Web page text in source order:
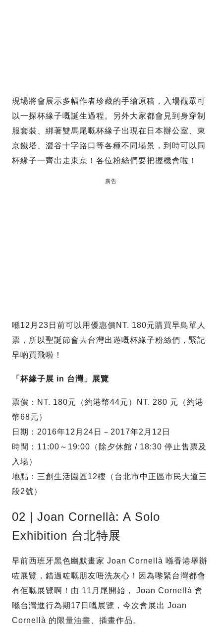
現場將會展示多幅作者珍藏的手繪原稿，入場觀眾可
以一探杯緣子嘅誕生過程。另外大家都會見到身穿制
服套裝、綁著雙馬尾嘅杯緣子出現在日本辦公室、東
京鐵塔、澀谷十字路口等各種不同場景，到時可以同
杯緣子一齊出走東京！各位粉絲們要把握機會啦！
廣告
喺12月23日前可以用優惠價NT. 180元購買早鳥單人
票，所以聖誕節會去台灣出遊嘅杯緣子粉絲們，緊記
早啲買飛啦！
「杯緣子展 in 台灣」展覽
票價：NT. 180元（約港幣44元）NT. 280 元（約港
幣68元）
日期：2016年12月24日－2017年2月12日
時間：11:00～19:00（除夕休館 / 18:30 停止售票及
入場）
地點：三創生活園區12樓（台北市中正區市民大道三
段2號）
02 | Joan Cornellà: A Solo
Exhibition 台北特展
早前西班牙黑色幽默畫家 Joan Cornellà 喺香港舉辦
咗展覽，錯過咗嘅朋友唔洗灰心！因為嚟緊台灣都會
有佢嘅展覽啊！由 11月尾開始， Joan Cornellà 會
喺台灣進行為期17日嘅展覽，今次會展出 Joan
Cornellà 的限量油畫、插畫作品。